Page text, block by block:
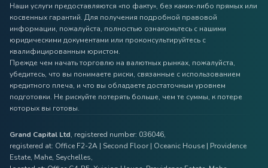
Наши услуги предоставляются «по факту», без каких-либо прямых или
косвенных гарантий. Для получения подробной правовой
информации, пожалуйста, полностью ознакомьтесь с нашими
юридическими документами или проконсультируйтесь с
квалифицированным юристом.
Прежде чем начать торговлю на валютных рынках, пожалуйста,
убедитесь, что вы понимаете риски, связанные с использованием
кредитного плеча, и что вы обладаете достаточным уровнем
подготовки. Не рискуйте потерять больше, чем те суммы, к потере
которых вы готовы.
Grand Capital Ltd, registered number: 036046,
registered at: Office F2-2A | Second Floor | Oceanic House | Providence
Estate, Mahe, Seychelles,